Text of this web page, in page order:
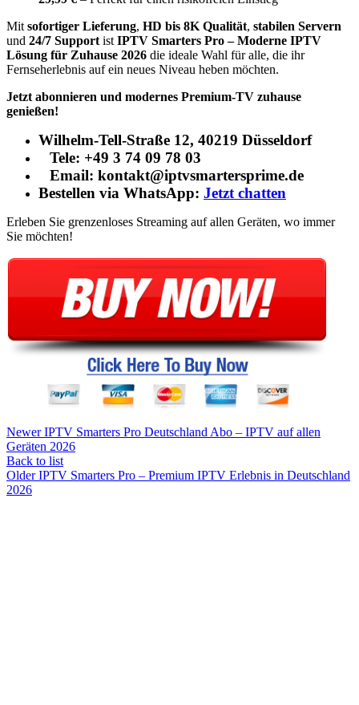
Mit sofortiger Lieferung, HD bis 8K Qualität, stabilen Servern
und 24/7 Support ist IPTV Smarters Pro – Moderne IPTV
Lösung für Zuhause 2026 die ideale Wahl für alle, die ihr
Fernseherlebnis auf ein neues Niveau heben möchten.
Jetzt abonnieren und modernes Premium-TV zuhause
genießen!
Wilhelm-Tell-Straße 12, 40219 Düsseldorf
Tele: +49 3 74 09 78 03
Email: kontakt@iptvsmartersprime.de
Bestellen via WhatsApp: Jetzt chatten
Erleben Sie grenzenloses Streaming auf allen Geräten, wo immer
Sie möchten!
Newer IPTV Smarters Pro Deutschland Abo – IPTV auf allen
Geräten 2026
Back to list
Older IPTV Smarters Pro – Premium IPTV Erlebnis in Deutschland
2026